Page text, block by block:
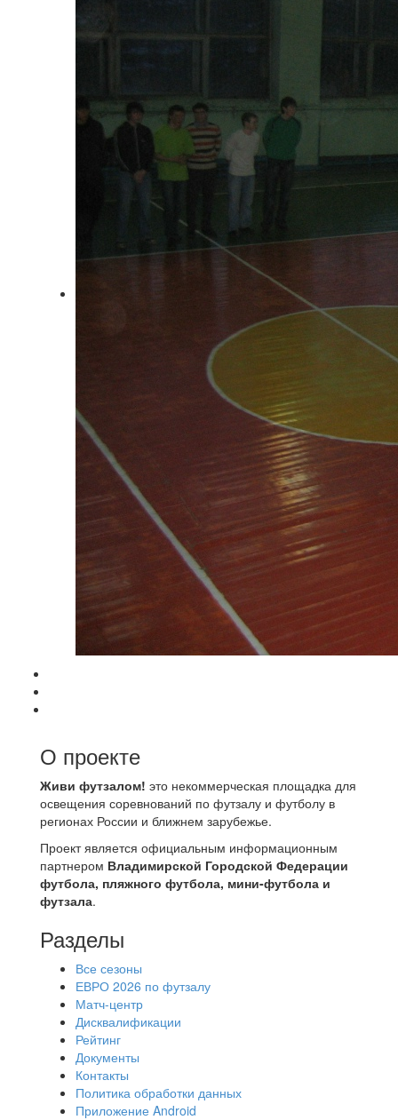
О проекте
Живи футзалом! это некоммерческая площадка для
освещения соревнований по футзалу и футболу в
регионах России и ближнем зарубежье.
Проект является официальным информационным
партнером Владимирской Городской Федерации
футбола, пляжного футбола, мини-футбола и
футзала.
Разделы
Все сезоны
ЕВРО 2026 по футзалу
Матч-центр
Дисквалификации
Рейтинг
Документы
Контакты
Политика обработки данных
Приложение Android